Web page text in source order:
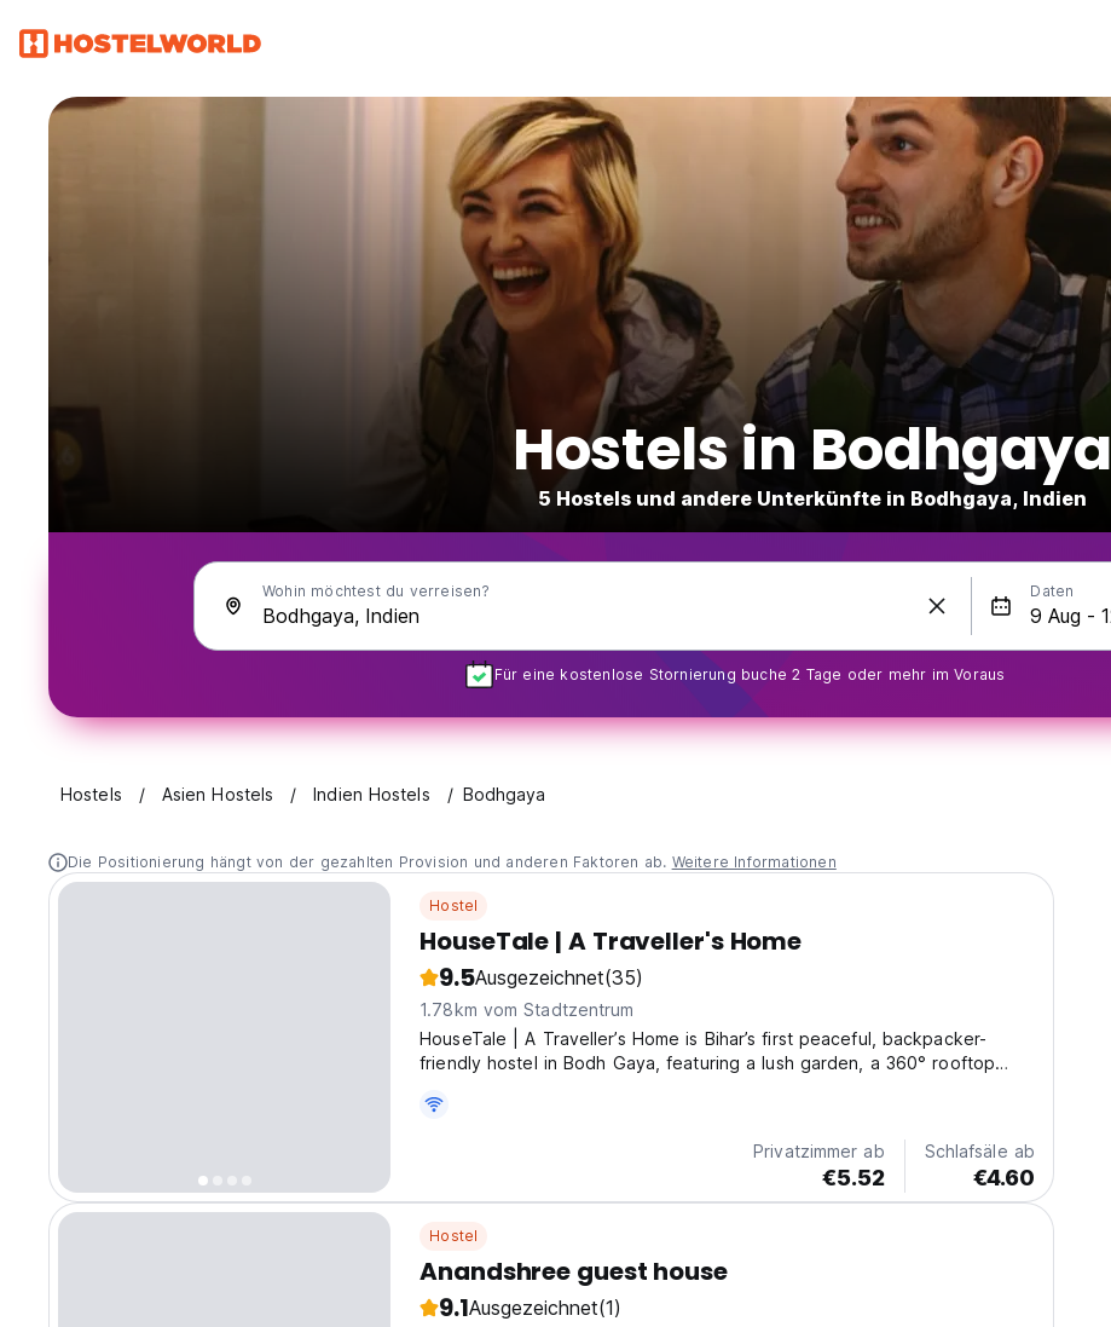
Hostels in Bodhgaya
5 Hostels und andere Unterkünfte in Bodhgaya, Indien
Wohin möchtest du verreisen? Daten
Für eine kostenlose Stornierung buche 2 Tage oder mehr im Voraus
Hostels Asien Hostels Indien Hostels Bodhgaya
Die Positionierung hängt von der gezahlten Provision und anderen Faktoren ab. Weitere Informationen
Hostel
HouseTale | A Traveller's Home
9.5Ausgezeichnet(35)
1.78km vom Stadtzentrum
HouseTale | A Traveller’s Home is Bihar’s first peaceful, backpacker-
friendly hostel in Bodh Gaya, featuring a lush garden, a 360° rooftop
comfortable beds, and the warm, welcoming vibe....
Privatzimmer ab
€5.52
Schlafsäle ab
€4.60
Hostel
Anandshree guest house
9.1Ausgezeichnet(1)